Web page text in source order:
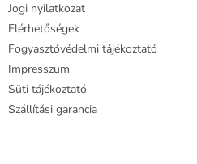
Jogi nyilatkozat
Elérhetőségek
Fogyasztóvédelmi tájékoztató
Impresszum
Süti tájékoztató
Szállítási garancia